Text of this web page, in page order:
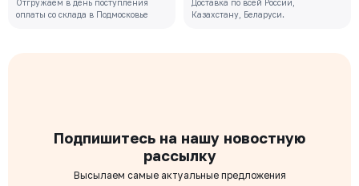
Отгружаем в день поступления
оплаты со склада в Подмосковье
Доставка по всей России,
Казахстану, Беларуси.
Подпишитесь на нашу новостную
рассылку
Высылаем самые актуальные предложения